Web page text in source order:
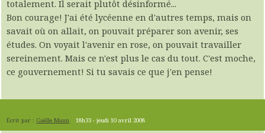
totalement. Il serait plutôt désinformé...
Bon courage! J'ai été lycéenne en d'autres temps, mais on
savait où on allait, on pouvait préparer son avenir, ses
études. On voyait l'avenir en rose, on pouvait travailler
sereinement. Mais ce n'est plus le cas du tout. C'est moche,
ce gouvernement! Si tu savais ce que j'en pense!
Écrit par : Gaëlle Mann 18h33 -jeudi 10 avril 2008